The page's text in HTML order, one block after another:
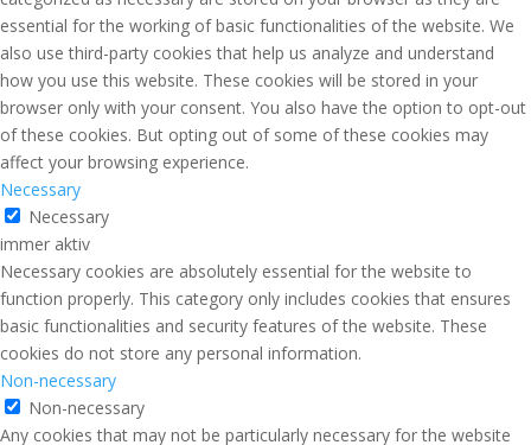
essential for the working of basic functionalities of the website. We
also use third-party cookies that help us analyze and understand
how you use this website. These cookies will be stored in your
browser only with your consent. You also have the option to opt-out
of these cookies. But opting out of some of these cookies may
affect your browsing experience.
Necessary
Necessary
immer aktiv
Necessary cookies are absolutely essential for the website to
function properly. This category only includes cookies that ensures
basic functionalities and security features of the website. These
cookies do not store any personal information.
Non-necessary
Non-necessary
Any cookies that may not be particularly necessary for the website